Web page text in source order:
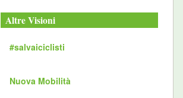
Altre Visioni
#salvaiciclisti
Nuova Mobilità